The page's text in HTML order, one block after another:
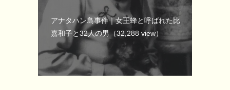
アナタハン島事件｜女王蜂と呼ばれた比
嘉和子と32人の男（32,288 view）